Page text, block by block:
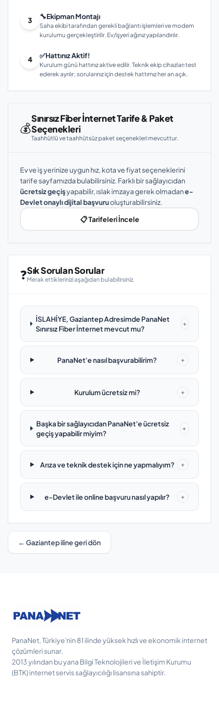
3 🔧Ekipman Montajı
Saha ekibi tarafından gerekli bağlantı işlemleri ve modem
kurulumu gerçekleştirilir. Ev/işyeri ağınız yapılandırılır.
4 ✅Hattınız Aktif!
Kurulum günü hattınız aktive edilir. Teknik ekip cihazları test
ederek ayrılır; sorularınız için destek hattımız her an açık.
💰
Sınırsız Fiber İnternet Tarife & Paket
Seçenekleri
Taahhütlü ve taahhütsüz paket seçenekleri mevcuttur.
Ev ve iş yerinize uygun hız, kota ve fiyat seçeneklerini
tarife sayfamızda bulabilirsiniz. Farklı bir sağlayıcıdan
ücretsiz geçişyapabilir, ıslak imzaya gerek olmadane-
Devlet onaylı dijital başvuruoluşturabilirsiniz.
📋 Tarifeleri İncele
❓Sık Sorulan Sorular
Merak ettiklerinizi aşağıdan bulabilirsiniz.
İSLAHİYE, Gaziantep Adresimde PanaNet
Sınırsız Fiber İnternet mevcut mu?
+
PanaNet'e nasıl başvurabilirim? +
Kurulum ücretsiz mi? +
Başka bir sağlayıcıdan PanaNet'e ücretsiz
geçiş yapabilir miyim?
+
Arıza ve teknik destek için ne yapmalıyım? +
e-Devlet ile online başvuru nasıl yapılır? +
← Gaziantep iline geri dön
PanaNet, Türkiye'nin 81 ilinde yüksek hızlı ve ekonomik internet
çözümleri sunar.
2013 yılından bu yana Bilgi Teknolojileri ve İletişim Kurumu
(BTK) internet servis sağlayıcılığı lisansına sahiptir.